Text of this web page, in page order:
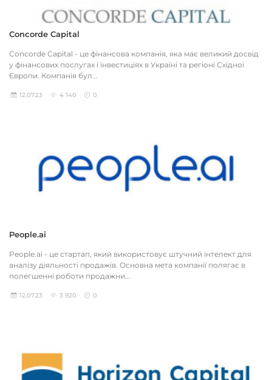
Concorde Capital
Concorde Capital - це фінансова компанія, яка має великий досвід
у фінансових послугах і інвестиціях в Україні та регіоні Східної
Європи. Компанія бул...
12.07.23 4 140 0
People.ai
People.ai - це стартап, який використовує штучний інтелект для
аналізу діяльності продажів. Основна мета компанії полягає в
полегшенні роботи продажни...
12.07.23 3 920 0